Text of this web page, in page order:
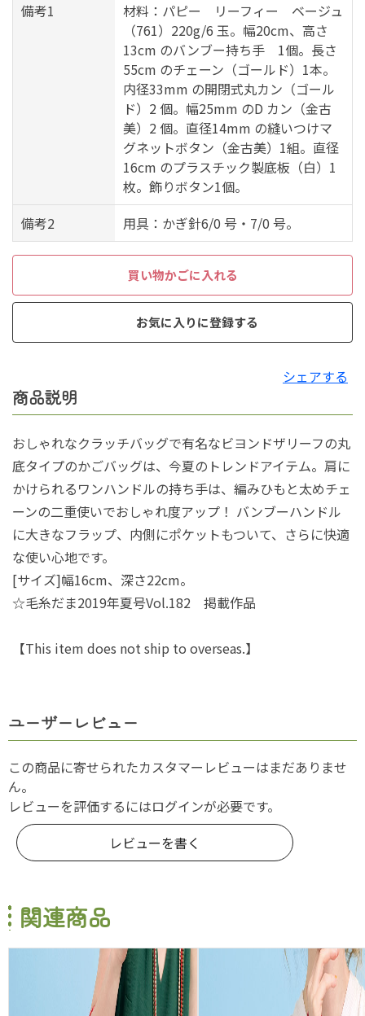
備考1
材料：パピー リーフィー ベージュ
（761）220g/6 玉。幅20cm、高さ
13cm のバンブー持ち手 1個。長さ
55cm のチェーン（ゴールド）1本。
内径33mm の開閉式丸カン（ゴール
ド）2 個。幅25mm のD カン（金古
美）2 個。直径14mm の縫いつけマ
グネットボタン（金古美）1組。直径
16cm のプラスチック製底板（白）1
枚。飾りボタン1個。
備考2
用具：かぎ針6/0 号・7/0 号。
買い物かごに入れる
お気に入りに登録する
シェアする
商品説明
おしゃれなクラッチバッグで有名なビヨンドザリーフの丸
底タイプのかごバッグは、今夏のトレンドアイテム。肩に
かけられるワンハンドルの持ち手は、編みひもと太めチェ
ーンの二重使いでおしゃれ度アップ！ バンブーハンドル
に大きなフラップ、内側にポケットもついて、さらに快適
な使い心地です。
[サイズ]幅16cm、深さ22cm。
☆毛糸だま2019年夏号Vol.182 掲載作品
【This item does not ship to overseas.】
ユーザーレビュー
この商品に寄せられたカスタマーレビューはまだありませ
ん。
レビューを評価するにはログインが必要です。
レビューを書く
関連商品